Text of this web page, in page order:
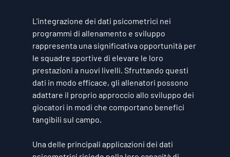
L'integrazione dei dati psicometrici nei
programmi di allenamento e sviluppo
rappresenta una significativa opportunità per
le squadre sportive di elevare le loro
prestazioni a nuovi livelli. Sfruttando questi
dati in modo efficace, gli allenatori possono
adattare il proprio approccio allo sviluppo dei
giocatori in modi che comportano benefici
tangibili sul campo.
Una delle principali applicazioni dei dati